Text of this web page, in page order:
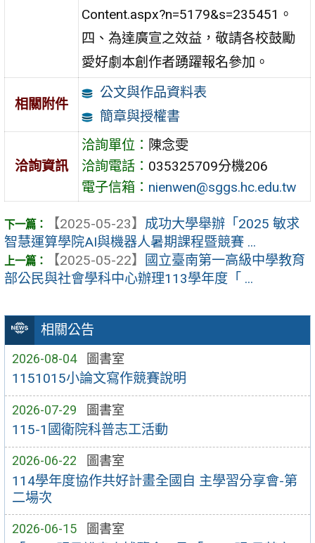
相關公告
2026-08-04 圖書室
1151015小論文寫作競賽說明
2026-07-29 圖書室
115-1國衛院科普志工活動
2026-06-22 圖書室
114學年度協作共好計畫全國自 主學習分享會-第
二場次
2026-06-15 圖書室
Content.aspx?n=5179&s=235451。
四、為達廣宣之效益，敬請各校鼓勵
愛好劇本創作者踴躍報名參加。
相關附件
公文與作品資料表
簡章與授權書
洽詢資訊
洽詢單位： 陳念雯
洽詢電話： 035325709分機206
電子信箱： nienwen@sggs.hc.edu.tw
【2025-05-23】 成功大學舉辦「2025 敏求
智慧運算學院AI與機器人暑期課程暨競賽 ...
【2025-05-22】
國立臺南第一高級中學教育
部公民與社會學科中心辦理113學年度「 ...